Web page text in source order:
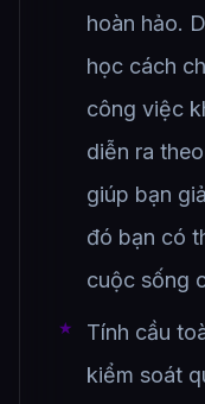
hoàn hảo.
học cách
công việc
diễn ra
giúp bạn
đó bạn có
cuộc sống
Tính cầu
kiểm soát